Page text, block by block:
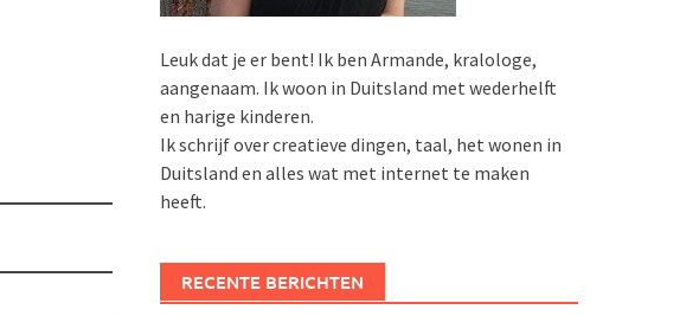
Leuk dat je er bent! Ik ben Armande, kralologe,
aangenaam. Ik woon in Duitsland met wederhelft
en harige kinderen.
Ik schrijf over creatieve dingen, taal, het wonen in
Duitsland en alles wat met internet te maken
heeft.
RECENTE BERICHTEN